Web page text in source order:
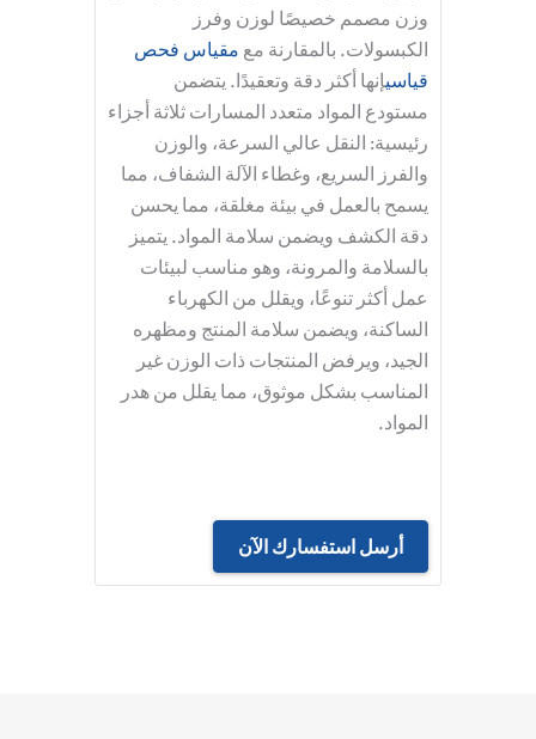
وزن مصمم خصيصًا لوزن وفرز
الكبسولات. بالمقارنة مع مقياس فحص
قياسيإنها أكثر دقة وتعقيدًا. يتضمن
مستودع المواد متعدد المسارات ثلاثة أجزاء
رئيسية: النقل عالي السرعة، والوزن
والفرز السريع، وغطاء الآلة الشفاف، مما
يسمح بالعمل في بيئة مغلقة، مما يحسن
دقة الكشف ويضمن سلامة المواد. يتميز
بالسلامة والمرونة، وهو مناسب لبيئات
عمل أكثر تنوعًا، ويقلل من الكهرباء
الساكنة، ويضمن سلامة المنتج ومظهره
الجيد، ويرفض المنتجات ذات الوزن غير
المناسب بشكل موثوق، مما يقلل من هدر
المواد.
أرسل استفسارك الآن